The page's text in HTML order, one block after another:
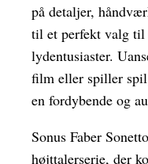
på detaljer,
til et perfekt valg til
lydentusiaster.
film eller spiller
en fordybende og
Sonus Faber
højttalerserie, der